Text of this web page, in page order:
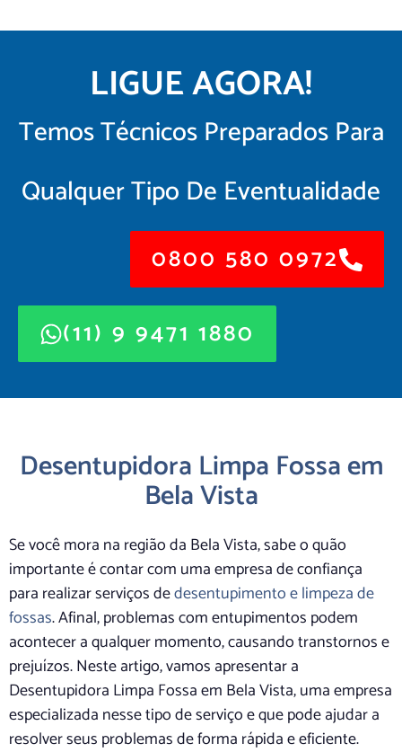
LIGUE AGORA!
Temos Técnicos Preparados Para
Qualquer Tipo De Eventualidade
0800 580 0972
(11) 9 9471 1880
Desentupidora Limpa Fossa em
Bela Vista
Se você mora na região da Bela Vista, sabe o quão
importante é contar com uma empresa de confiança
para realizar serviços dedesentupimento e limpeza de
fossas. Afinal, problemas com entupimentos podem
acontecer a qualquer momento, causando transtornos e
prejuízos. Neste artigo, vamos apresentar a
Desentupidora Limpa Fossa em Bela Vista, uma empresa
especializada nesse tipo de serviço e que pode ajudar a
resolver seus problemas de forma rápida e eficiente.